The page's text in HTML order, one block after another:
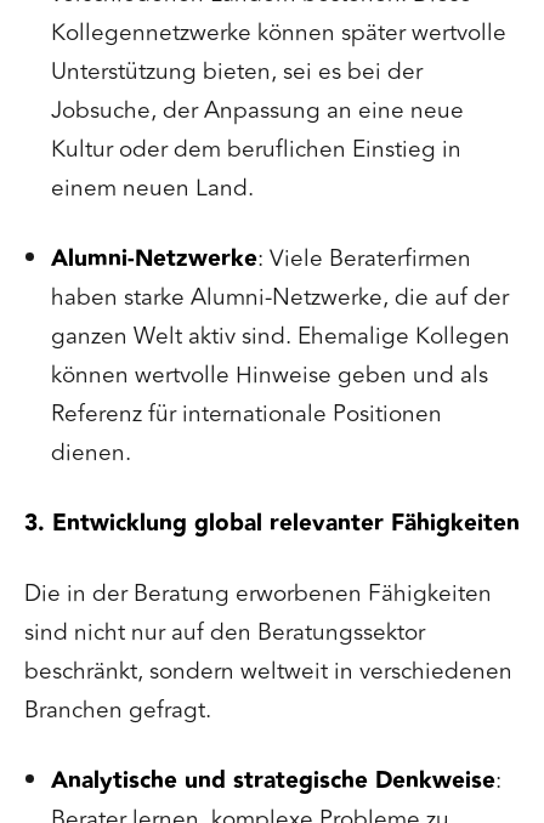
Kollegennetzwerke können später wertvolle
Unterstützung bieten, sei es bei der
Jobsuche, der Anpassung an eine neue
Kultur oder dem beruflichen Einstieg in
einem neuen Land.
Alumni-Netzwerke: Viele Beraterfirmen
haben starke Alumni-Netzwerke, die auf der
ganzen Welt aktiv sind. Ehemalige Kollegen
können wertvolle Hinweise geben und als
Referenz für internationale Positionen
dienen.
3. Entwicklung global relevanter Fähigkeiten
Die in der Beratung erworbenen Fähigkeiten
sind nicht nur auf den Beratungssektor
beschränkt, sondern weltweit in verschiedenen
Branchen gefragt.
Analytische und strategische Denkweise: